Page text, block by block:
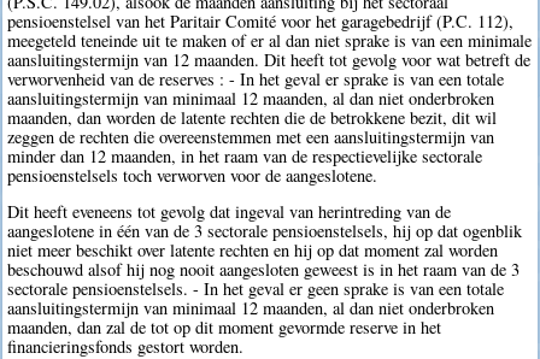
pensioenstelsel van het Paritair Comité voor het garagebedrijf (P.C. 112),
meegeteld teneinde uit te maken of er al dan niet sprake is van een minimale
aansluitingstermijn van 12 maanden. Dit heeft tot gevolg voor wat betreft de
verworvenheid van de reserves : - In het geval er sprake is van een totale
aansluitingstermijn van minimaal 12 maanden, al dan niet onderbroken
maanden, dan worden de latente rechten die de betrokkene bezit, dit wil
zeggen de rechten die overeenstemmen met een aansluitingstermijn van
minder dan 12 maanden, in het raam van de respectievelijke sectorale
pensioenstelsels toch verworven voor de aangeslotene.
Dit heeft eveneens tot gevolg dat ingeval van herintreding van de
aangeslotene in één van de 3 sectorale pensioenstelsels, hij op dat ogenblik
niet meer beschikt over latente rechten en hij op dat moment zal worden
beschouwd alsof hij nog nooit aangesloten geweest is in het raam van de 3
sectorale pensioenstelsels. - In het geval er geen sprake is van een totale
aansluitingstermijn van minimaal 12 maanden, al dan niet onderbroken
maanden, dan zal de tot op dit moment gevormde reserve in het
financieringsfonds gestort worden.